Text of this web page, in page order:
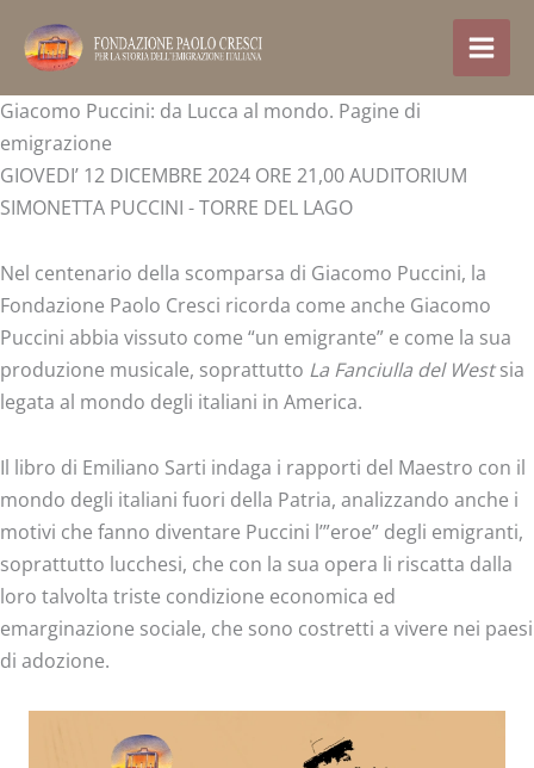
content
Giacomo Puccini: da Lucca al mondo. Pagine di
emigrazione
GIOVEDI’ 12 DICEMBRE 2024 ORE 21,00 AUDITORIUM
SIMONETTA PUCCINI - TORRE DEL LAGO
Nel centenario della scomparsa di Giacomo Puccini, la
Fondazione Paolo Cresci ricorda come anche Giacomo
Puccini abbia vissuto come “un emigrante” e come la sua
produzione musicale, soprattutto La Fanciulla del Westsia
legata al mondo degli italiani in America.
Il libro di Emiliano Sarti indaga i rapporti del Maestro con il
mondo degli italiani fuori della Patria, analizzando anche i
motivi che fanno diventare Puccini l’”eroe” degli emigranti,
soprattutto lucchesi, che con la sua opera li riscatta dalla
loro talvolta triste condizione economica ed
emarginazione sociale, che sono costretti a vivere nei paesi
di adozione.